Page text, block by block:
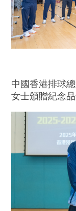
中國香港排球
女士頒贈紀念品